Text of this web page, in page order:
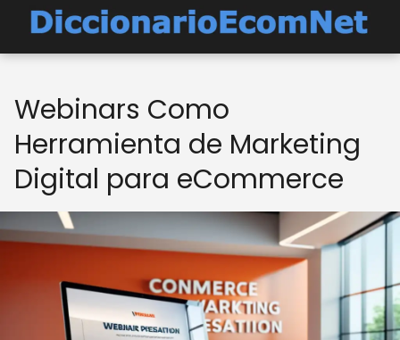
Webinars Como
Herramienta de Marketing
Digital para eCommerce